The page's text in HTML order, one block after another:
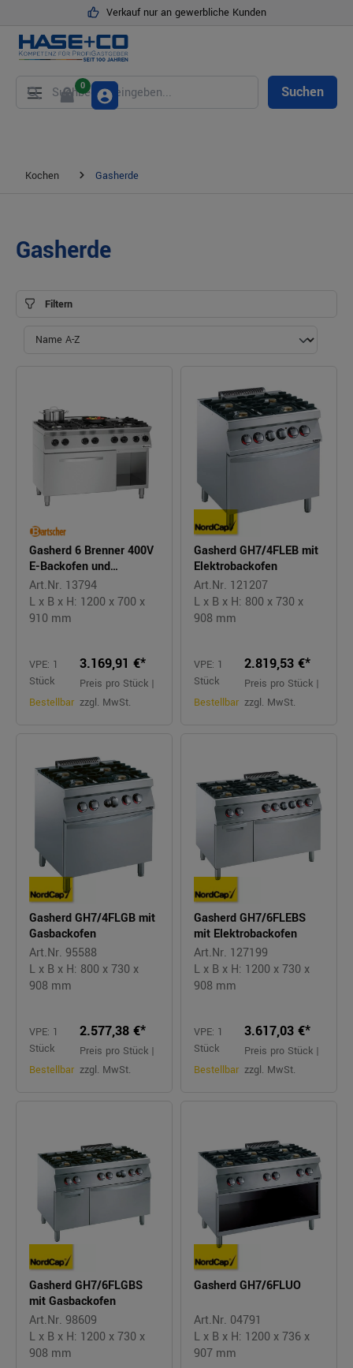
Verkauf nur an gewerbliche Kunden
Suchen
0
Kochen Gasherde
Gasherde
Filtern
Gasherd 6 Brenner 400V
E-Backofen und
Unterschrank
Art.Nr. 13794
L x B x H: 1200 x 700 x
910 mm
VPE: 1
Stück
Bestellbar
3.169,91 €*
Preis pro Stück |
zzgl. MwSt.
Gasherd GH7/4FLEB mit
Elektrobackofen
Art.Nr. 121207
L x B x H: 800 x 730 x
908 mm
VPE: 1
Stück
Bestellbar
2.819,53 €*
Preis pro Stück |
zzgl. MwSt.
Gasherd GH7/4FLGB mit
Gasbackofen
Art.Nr. 95588
L x B x H: 800 x 730 x
908 mm
VPE: 1
Stück
Bestellbar
2.577,38 €*
Preis pro Stück |
zzgl. MwSt.
Gasherd GH7/6FLEBS
mit Elektrobackofen
Art.Nr. 127199
L x B x H: 1200 x 730 x
908 mm
VPE: 1
Stück
Bestellbar
3.617,03 €*
Preis pro Stück |
zzgl. MwSt.
Gasherd GH7/6FLGBS
mit Gasbackofen
Art.Nr. 98609
L x B x H: 1200 x 730 x
908 mm
Gasherd GH7/6FLUO
Art.Nr. 04791
L x B x H: 1200 x 736 x
907 mm